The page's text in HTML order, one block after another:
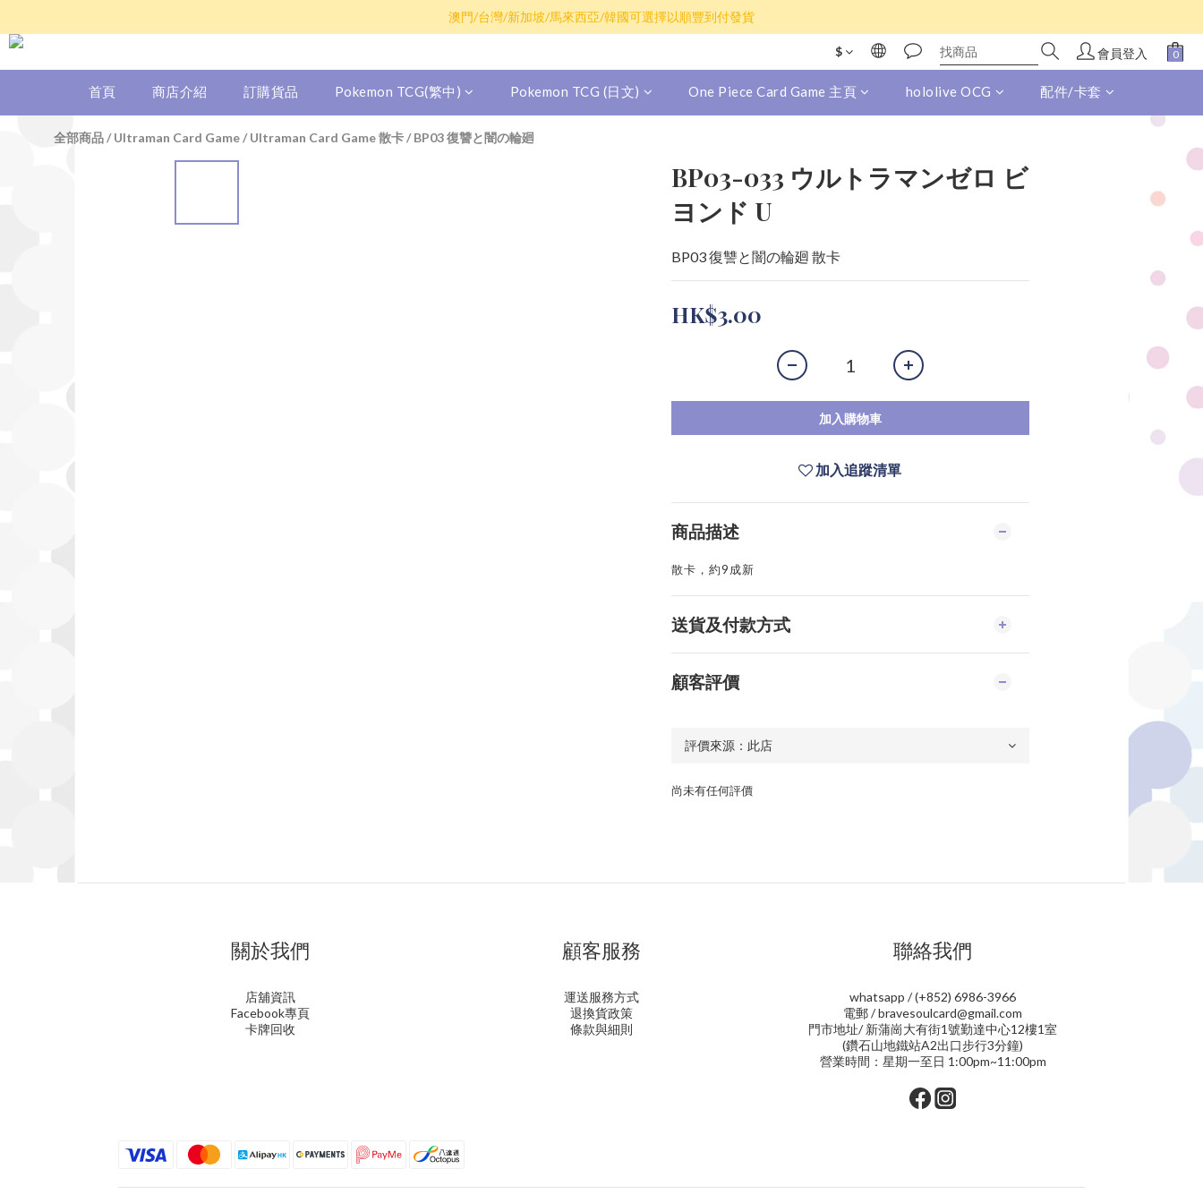
散卡買滿$100包平郵，全部產品買滿$800包順豐(香港境內)
澳門/台灣/新加坡/馬來西亞/韓國可選擇以順豐到付發貨
$ 會員登入
首頁 商店介紹 訂購貨品 Pokemon TCG(繁中) Pokemon TCG (日文) One Piece Card Game 主頁 hololive OCG 配件/卡套
全部商品/Ultraman Card Game/Ultraman Card Game 散卡/BP03 復讐と闇の輪廻
BP03-033 ウルトラマンゼロ ビ
ヨンド U
BP03 復讐と闇の輪廻 散卡
HK$3.00
加入購物車
加入追蹤清單
商品描述
散卡，約9成新
送貨及付款方式
顧客評價
尚未有任何評價
關於我們
店舖資訊
Facebook專頁
卡牌回收
顧客服務
運送服務方式
退換貨政策
條款與細則
聯絡我們
whatsapp / (+852) 6986-3966
電郵 / bravesoulcard@gmail.com
門市地址/ 新蒲崗大有街1號勤達中心12樓1室
(鑽石山地鐵站A2出口步行3分鐘)
營業時間：星期一至日 1:00pm~11:00pm